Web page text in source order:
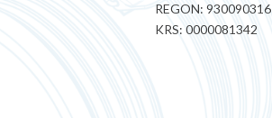
REGON: 930090316
KRS: 0000081342